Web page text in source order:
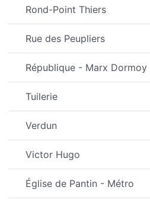
Rond-Point Thiers
Rue des Peupliers
République - Marx Dormoy
Tuilerie
Verdun
Victor Hugo
Église de Pantin - Métro